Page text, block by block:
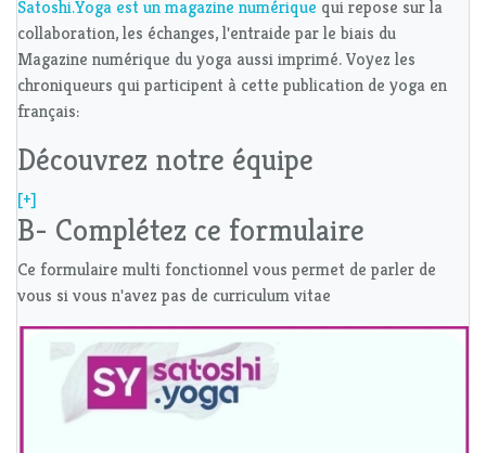
Satoshi.Yoga est un magazine numérique qui repose sur la
collaboration, les échanges, l'entraide par le biais du
Magazine numérique du yoga aussi imprimé. Voyez les
chroniqueurs qui participent à cette publication de yoga en
français:
Découvrez notre équipe
[+]
B- Complétez ce formulaire
Ce formulaire multi fonctionnel vous permet de parler de
vous si vous n'avez pas de curriculum vitae